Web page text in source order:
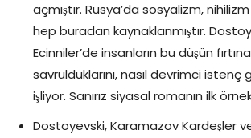
açmıştır. Rusya’da sosyalizm,
hep buradan kaynaklanmıştır.
Ecinniler’de insanların bu düşün
savrulduklarını, nasıl devrimci istenç
işliyor. Sanırız siyasal romanın ilk
Dostoyevski, Karamazov Kardeşler